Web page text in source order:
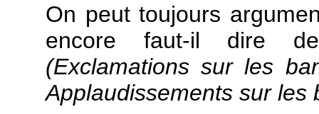
On peut toujours
encore faut-il dire
(Exclamations sur les
Applaudissements sur les